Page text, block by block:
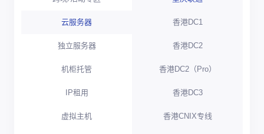
云服务器
独立服务器
机柜托管
IP租用
虚拟主机
香港DC1
香港DC2
香港DC2（Pro）
香港DC3
香港CNIX专线